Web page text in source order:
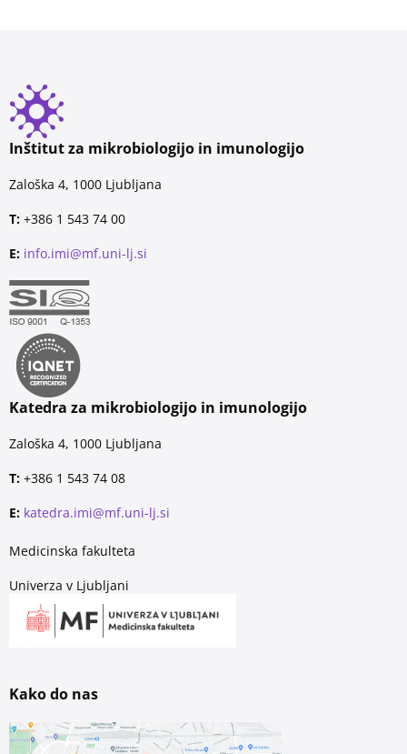
Inštitut za mikrobiologijo in imunologijo
Zaloška 4, 1000 Ljubljana
T: +386 1 543 74 00
E: info.imi@mf.uni-lj.si
Katedra za mikrobiologijo in imunologijo
Zaloška 4, 1000 Ljubljana
T: +386 1 543 74 08
E: katedra.imi@mf.uni-lj.si
Medicinska fakulteta
Univerza v Ljubljani
Kako do nas